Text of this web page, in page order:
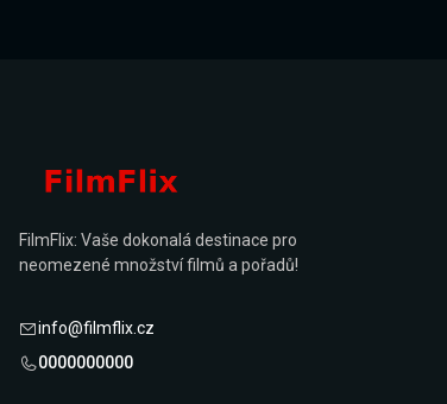
FilmFlix: Vaše dokonalá destinace pro
neomezené množství filmů a pořadů!
info@filmflix.cz
0000000000